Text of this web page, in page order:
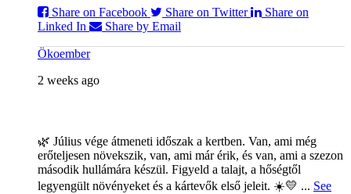
Share on Facebook
Share on Twitter
Share on
Linked In
Share by Email
Ökoember
2 weeks ago
🌿 Július vége átmeneti időszak a kertben. Van, ami még
erőteljesen növekszik, van, ami már érik, és van, ami a szezon
második hullámára készül. Figyeld a talajt, a hőségtől
legyengült növényeket és a kártevők első jeleit. ☀️💛 ... See